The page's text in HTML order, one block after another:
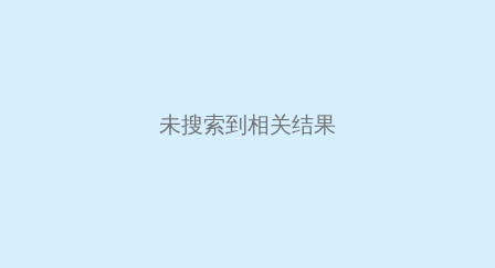
未搜索到相关结果